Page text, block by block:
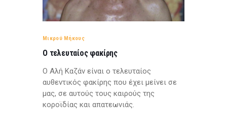
Μικρού Μήκους
Ο τελευταίος φακίρης
Ο Αλή Καζάν είναι ο τελευταίος
αυθεντικός φακίρης που έχει μείνει σε
μας, σε αυτούς τους καιρούς της
κοροϊδίας και απατεωνιάς.